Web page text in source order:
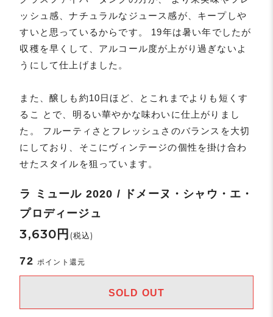
ッシュ感、ナチュラルなジュース感が、キープしや
すいと思っているからです。 19年は暑い年でしたが
収穫を早くして、アルコール度が上がり過ぎないよ
うにして仕上げました。
また、醸しも約10日ほど、とこれまでよりも短くす
るこ とで、明るい華やかな味わいに仕上がりまし
た。 フルーティさとフレッシュさのバランスを大切
にしており、そこにヴィンテージの個性を掛け合わ
せたスタイルを狙っています。
ラ ミュール 2020 / ドメーヌ・シャウ・エ・
プロディージュ
3,630円 (税込)
72ポイント還元
SOLD OUT
SOLD OUT